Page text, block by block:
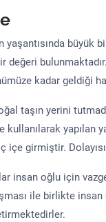
büyük
değeri
kadar geldiği
taşın yerini
girmiştir.
insan oğlu için
ile birlikte